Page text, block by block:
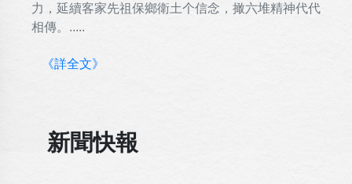
力，延續客家先祖保鄉衛土个信念，撖六堆精神代代
相傳。.....
《詳全文》
新聞快報